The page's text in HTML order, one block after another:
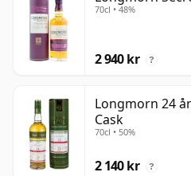
70cl • 48%
2 940 kr ?
Longmorn 24
Cask
70cl • 50%
2 140 kr ?